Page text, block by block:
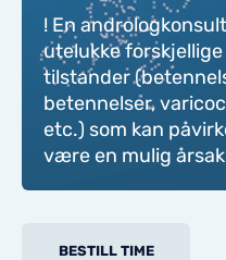
! En
utelukke
tilstander
betennelser,
etc.) som kan
være en mulig
BESTILL TIME